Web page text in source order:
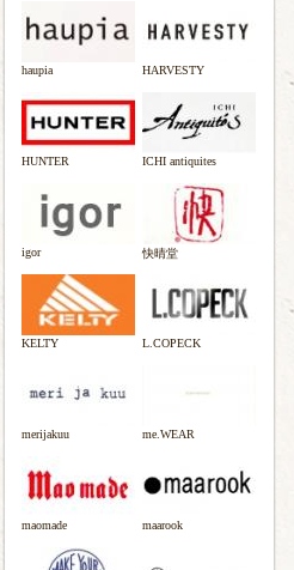
haupia HARVESTY
HUNTER ICHI antiquites
igor 快晴堂
KELTY L.COPECK
merijakuu me.WEAR
maomade maarook